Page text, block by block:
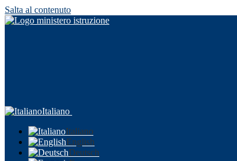
Salta al contenuto
Italiano
Italiano
English
Deutsch